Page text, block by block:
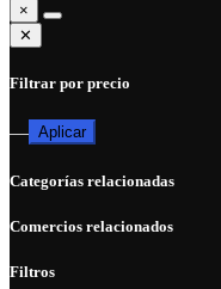
×
✕
Filtrar por precio
— Aplicar
Categorías relacionadas
Comercios relacionados
Filtros